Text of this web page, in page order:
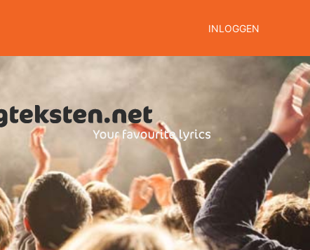
INLOGGEN